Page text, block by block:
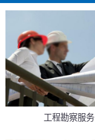
工程勘察服务